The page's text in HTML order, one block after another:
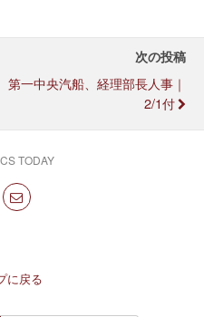
次の投稿
第一中央汽船、経理部長人事｜
2/1付
TODAY
に戻る